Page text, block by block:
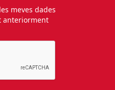
meves dades
anteriorment